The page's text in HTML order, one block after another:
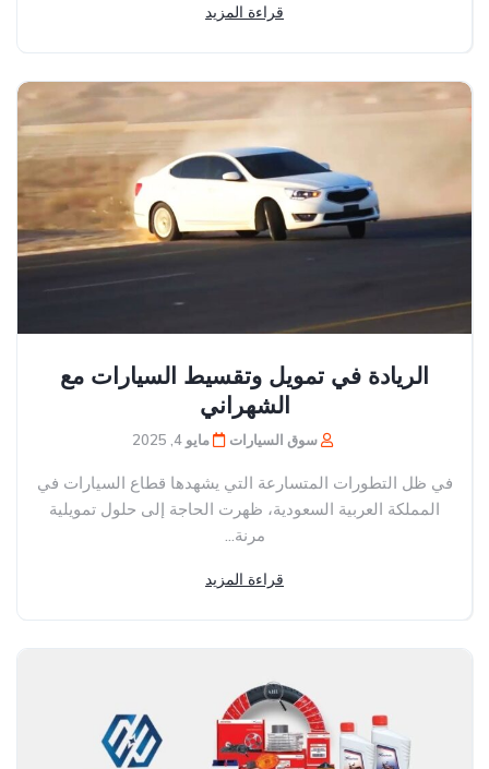
قراءة المزيد
الريادة في تمويل وتقسيط السيارات مع
الشهراني
سوق السيارات مايو 4, 2025
في ظل التطورات المتسارعة التي يشهدها قطاع السيارات في
المملكة العربية السعودية، ظهرت الحاجة إلى حلول تمويلية
مرنة...
قراءة المزيد